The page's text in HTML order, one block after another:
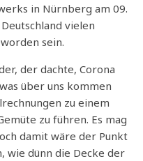
in Nürnberg am 09.
vielen
sein.
der dachte, Corona
über uns kommen
zu einem
zu führen. Es mag
damit wäre der Punkt
wie dünn die Decke der